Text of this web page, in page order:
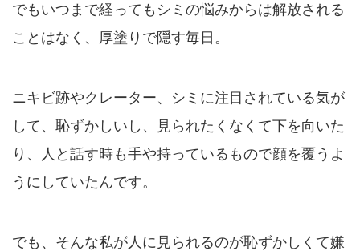
でもいつまで経ってもシミの悩みからは解放される
ことはなく、厚塗りで隠す毎日。
ニキビ跡やクレーター、シミに注目されている気が
して、恥ずかしいし、見られたくなくて下を向いた
り、人と話す時も手や持っているもので顔を覆うよ
うにしていたんです。
でも、そんな私が人に見られるのが恥ずかしくて嫌